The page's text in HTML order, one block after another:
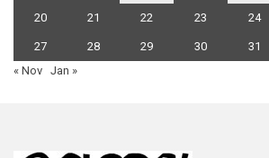
20 21 22 23 24
27 28 29 30
31
« Nov Jan »